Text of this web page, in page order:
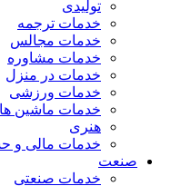
تولیدی
خدمات ترجمه
خدمات مجالس
خدمات مشاوره
خدمات در منزل
خدمات ورزشی
خدمات ماشین
هنری
خدمات مالی و
صنعت
خدمات صنعتی